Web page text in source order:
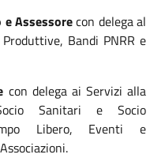
e Assessorecon delega al
Bandi PNRR e
con delega ai Servizi alla
Sanitari e Socio
Libero, Eventi e